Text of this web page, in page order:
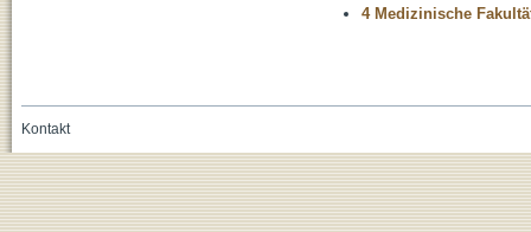
4 Medizinische
Kontakt